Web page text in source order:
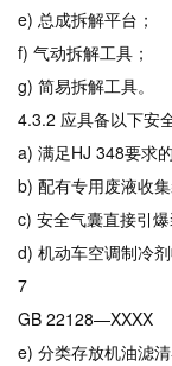
e) 总成拆解平台；
f) 气动拆解工具；
g) 简易拆解工具。
4.3.2 应具备以下安
a) 满足HJ 348要求
b) 配有专用废液收
c) 安全气囊直接引
d) 机动车空调制冷
7
GB 22128—XXXX
e) 分类存放机油滤